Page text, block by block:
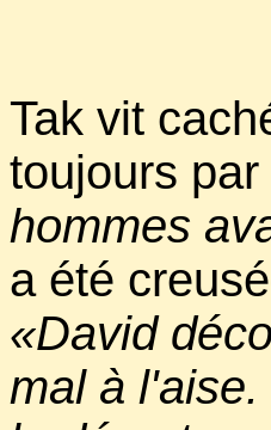
Tak vit
toujours
hommes
a été
«David
mal à